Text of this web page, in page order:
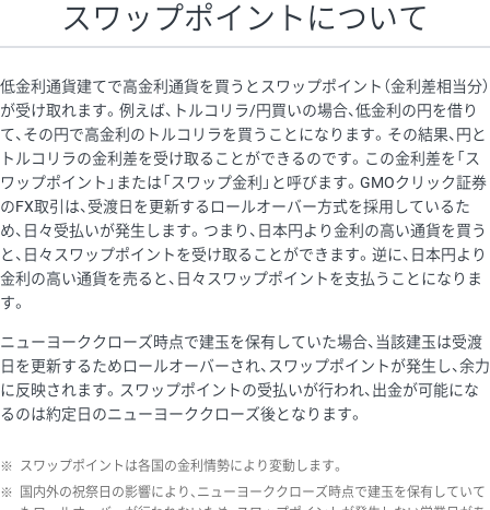
スワップポイントについて
低金利通貨建てで高金利通貨を買うとスワップポイント（金利差相当分）
が受け取れます。例えば、トルコリラ/円買いの場合、低金利の円を借り
て、その円で高金利のトルコリラを買うことになります。その結果、円と
トルコリラの金利差を受け取ることができるのです。この金利差を「ス
ワップポイント」または「スワップ金利」と呼びます。GMOクリック証券
のFX取引は、受渡日を更新するロールオーバー方式を採用しているた
め、日々受払いが発生します。つまり、日本円より金利の高い通貨を買う
と、日々スワップポイントを受け取ることができます。逆に、日本円より
金利の高い通貨を売ると、日々スワップポイントを支払うことになりま
す。
ニューヨーククローズ時点で建玉を保有していた場合、当該建玉は受渡
日を更新するためロールオーバーされ、スワップポイントが発生し、余力
に反映されます。スワップポイントの受払いが行われ、出金が可能にな
るのは約定日のニューヨーククローズ後となります。
※ スワップポイントは各国の金利情勢により変動します。
※
国内外の祝祭日の影響により、ニューヨーククローズ時点で建玉を保有していて